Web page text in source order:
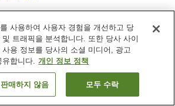
스
바비큐 시설
객실 보기
사용하여 사용자 경험을 개선하고 당
트래픽을 분석합니다. 또한 당사 사이
용 정보를 당사의 소셜 미디어, 광고
유합니다. 개인 정보 정책
매하지 않음 모두 수락